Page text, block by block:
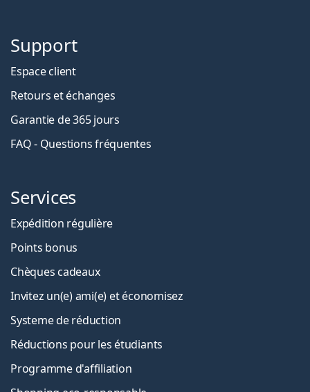
Support
Espace client
Retours et échanges
Garantie de 365 jours
FAQ - Questions fréquentes
Services
Expédition régulière
Points bonus
Chèques cadeaux
Invitez un(e) ami(e) et économisez
Systeme de réduction
Réductions pour les étudiants
Programme d'affiliation